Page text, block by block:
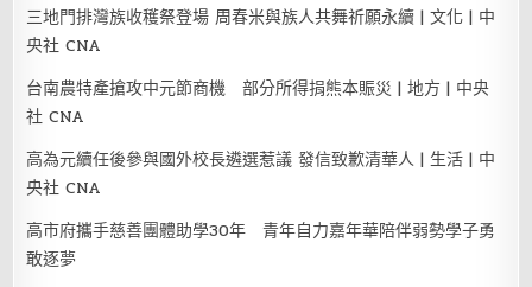
三地門排灣族收穫祭登場 周春米與族人共舞祈願永續 | 文化 | 中
央社 CNA
台南農特產搶攻中元節商機 部分所得捐熊本賑災 | 地方 | 中央
社 CNA
高為元續任後參與國外校長遴選惹議 發信致歉清華人 | 生活 | 中
央社 CNA
高市府攜手慈善團體助學30年 青年自力嘉年華陪伴弱勢學子勇
敢逐夢